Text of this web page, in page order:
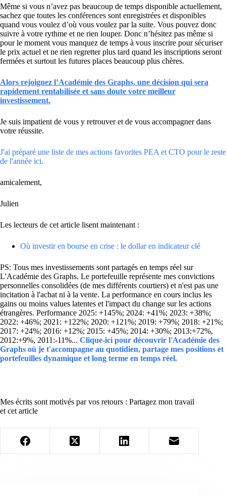
Même si vous n’avez pas beaucoup de temps disponible actuellement,
sachez que toutes les conférences sont enregistrées et disponibles
quand vous voulez d’où vous voulez par la suite. Vous pouvez donc
suivre à votre rythme et ne rien louper. Donc n’hésitez pas même si
pour le moment vous manquez de temps à vous inscrire pour sécuriser
le prix actuel et ne rien regretter plus tard quand les inscriptions seront
fermées et surtout les futures places beaucoup plus chères.
Alors rejoignez l’Académie des Graphs, une décision qui sera
rapidement rentabilisée et sans doute votre meilleur
investissement.
Je suis impatient de vous y retrouver et de vous accompagner dans
votre réussite.
J'ai préparé une liste de mes actions favorites PEA et CTO pour le reste
de l'année ici.
amicalement,
Julien
Les lecteurs de cet article lisent maintenant :
Où investir en bourse en crise : le dollar en indicateur clé
PS: Tous mes investissements sont partagés en temps réel sur
L'Académie des Graphs. Le portefeuille représente mes convictions
personnelles consolidées (de mes différents courtiers) et n'est pas une
incitation à l'achat ni à la vente. La performance en cours inclus les
gains ou moins values latentes et l'impact du change sur les actions
étrangères. Performance 2025: +145%; 2024: +41%; 2023: +38%;
2022: +46%; 2021: +122%; 2020: +121%; 2019: +79%; 2018: +21%;
2017: +24%; 2016: +12%; 2015: +45%; 2014: +30%; 2013:+72%,
2012:+9%, 2011:-11%... Clique-ici pour découvrir l'Académie des
Graphs où je t'accompagne au quotidien, partage mes positions et
portefeuilles dynamique et long terme en temps réel.
Mes écrits sont motivés par vos retours : Partagez mon travail
et cet article